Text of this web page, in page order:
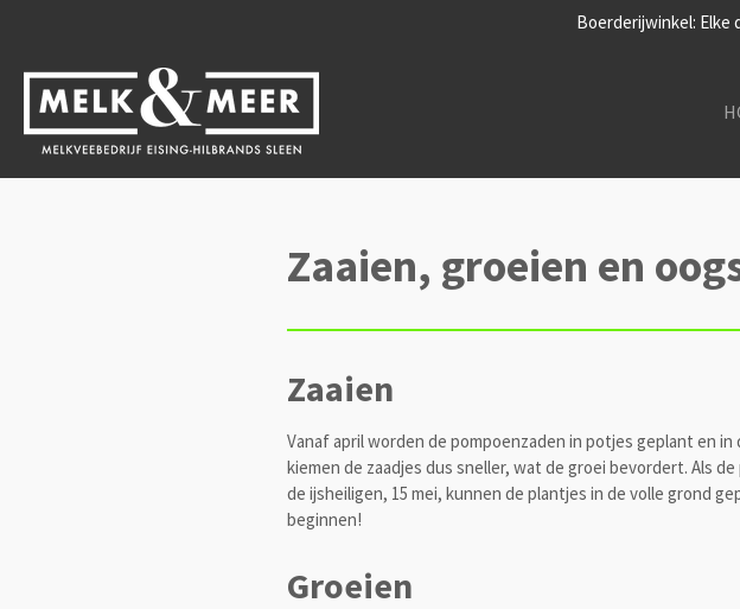
naar
hoofdinhoud
Boerderijwinkel: Elke
Zaaien, groeien en
Zaaien
Vanaf april worden de pompoenzaden in potjes geplant en
kiemen de zaadjes dus sneller, wat de groei bevordert. Als
de ijsheiligen, 15 mei, kunnen de plantjes in de volle grond
beginnen!
Groeien